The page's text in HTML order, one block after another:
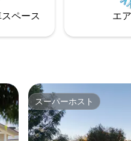
ペ⁠ー⁠ス エ
スーパーホスト
スーパーホスト